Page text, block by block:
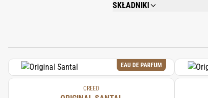
SKŁADNIKI
EAU DE PARFUM
CREED